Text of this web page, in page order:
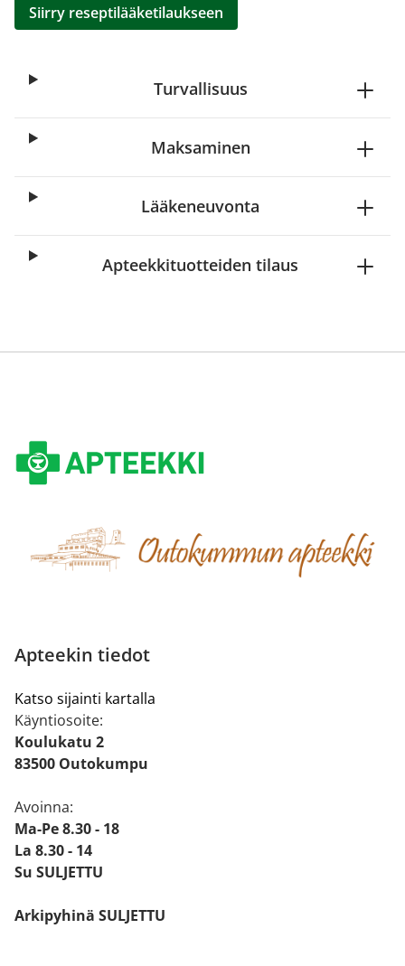
Siirry reseptilääketilaukseen
Turvallisuus
Maksaminen
Lääkeneuvonta
Apteekkituotteiden tilaus
Apteekin tiedot
Katso sijainti kartalla
Käyntiosoite:
Koulukatu 2
83500 Outokumpu
Avoinna:
Ma-Pe 8.30 - 18
La 8.30 - 14
Su SULJETTU
Arkipyhinä SULJETTU